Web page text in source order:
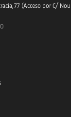
77 (Acceso por C/